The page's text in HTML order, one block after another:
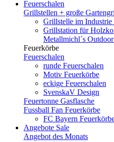
Feuerschalen
Grillstellen + große
Grillstelle im Industrie
Grillstation für
Metallmichl´s
Feuerkörbe
Feuerschalen
runde Feuerschalen
Motiv Feuerkörbe
eckige Feuerschalen
SvenskaV Design
Feuertonne Gasflasche
Fussball Fan Feuerkörbe
FC Bayern
Angebote Sale
Angebot des Monats